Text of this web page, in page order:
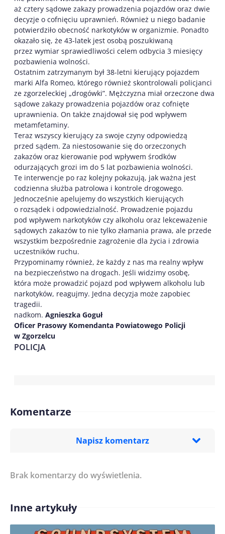
aż cztery sądowe zakazy prowadzenia pojazdów oraz dwie
decyzje o cofnięciu uprawnień. Również u niego badanie
potwierdziło obecność narkotyków w organizmie. Ponadto
okazało się, że 43-latek jest osobą poszukiwaną
przez wymiar sprawiedliwości celem odbycia 3 miesięcy
pozbawienia wolności.
Ostatnim zatrzymanym był 38-letni kierujący pojazdem
marki Alfa Romeo, którego również skontrolowali policjanci
ze zgorzeleckiej „drogówki”. Mężczyzna miał orzeczone dwa
sądowe zakazy prowadzenia pojazdów oraz cofnięte
uprawnienia. On także znajdował się pod wpływem
metamfetaminy.
Teraz wszyscy kierujący za swoje czyny odpowiedzą
przed sądem. Za niestosowanie się do orzeczonych
zakazów oraz kierowanie pod wpływem środków
odurzających grozi im do 5 lat pozbawienia wolności.
Te interwencje po raz kolejny pokazują, jak ważna jest
codzienna służba patrolowa i kontrole drogowego.
Jednocześnie apelujemy do wszystkich kierujących
o rozsądek i odpowiedzialność. Prowadzenie pojazdu
pod wpływem narkotyków czy alkoholu oraz lekceważenie
sądowych zakazów to nie tylko złamania prawa, ale przede
wszystkim bezpośrednie zagrożenie dla życia i zdrowia
uczestników ruchu.
Przypominamy również, że każdy z nas ma realny wpływ
na bezpieczeństwo na drogach. Jeśli widzimy osobę,
która może prowadzić pojazd pod wpływem alkoholu lub
narkotyków, reagujmy. Jedna decyzja może zapobiec
tragedii.
nadkom. Agnieszka Goguł
Oficer Prasowy Komendanta Powiatowego Policji
w Zgorzelcu
POLICJA
Komentarze
Napisz komentarz
Treść komentarza*
Imię/ Nick*
Brak komentarzy do wyświetlenia.
Inne artykuły